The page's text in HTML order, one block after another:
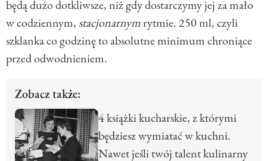
będą dużo dotkliwsze, niż gdy dostarczymy jej za mało
w codziennym, stacjonarnymrytmie. 250 ml, czyli
szklanka co godzinę to absolutne minimum chroniące
przed odwodnieniem.
Zobacz także:
4 książki kucharskie, z którymi
będziesz wymiatać w kuchni.
Nawet jeśli twój talent kulinarny